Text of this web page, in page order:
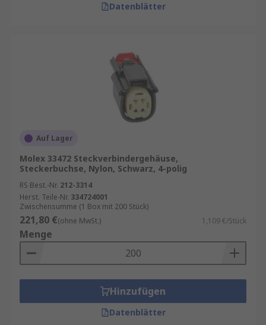
Datenblätter
Auf Lager
Molex 33472 Steckverbindergehäuse,
Steckerbuchse, Nylon, Schwarz, 4-polig
RS Best.-Nr. 212-3314
Herst. Teile-Nr. 334724001
Zwischensumme (1 Box mit 200 Stück)
221,80 €(ohne MwSt.) 1,109 €/Stück
Menge
Hinzufügen
Datenblätter